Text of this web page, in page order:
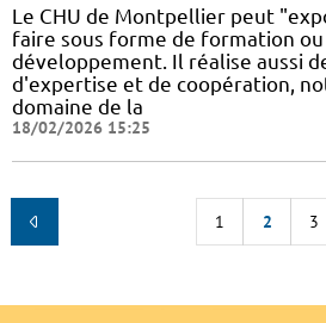
Le CHU de Montpellier peut
faire sous forme de formation ou
développement. Il réalise aussi
d'expertise et de coopération,
domaine de la
18/02/2026 15:25
1 2 3